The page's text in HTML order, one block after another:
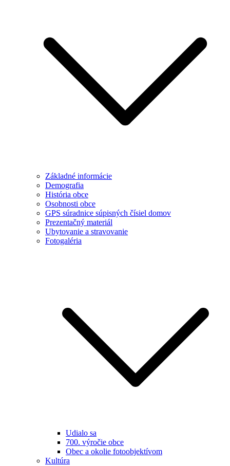
Základné informácie
Demografia
História obce
Osobnosti obce
GPS súradnice súpisných čísiel domov
Prezentačný materiál
Ubytovanie a stravovanie
Fotogaléria
Udialo sa
700. výročie obce
Obec a okolie fotoobjektívom
Kultúra